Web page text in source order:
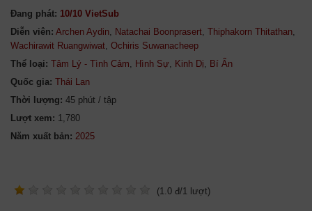
Đang phát: 10/10 VietSub
Diễn viên: Archen Aydin, Natachai Boonprasert, Thiphakorn Thitathan,
Wachirawit Ruangwiwat, Ochiris Suwanacheep
Thể loại: Tâm Lý - Tình Cảm, Hình Sự, Kinh Dị, Bí Ẩn
Quốc gia: Thái Lan
Thời lượng: 45 phút / tập
Lượt xem: 1,780
Năm xuất bản:
(1.0 đ/1 lượt)